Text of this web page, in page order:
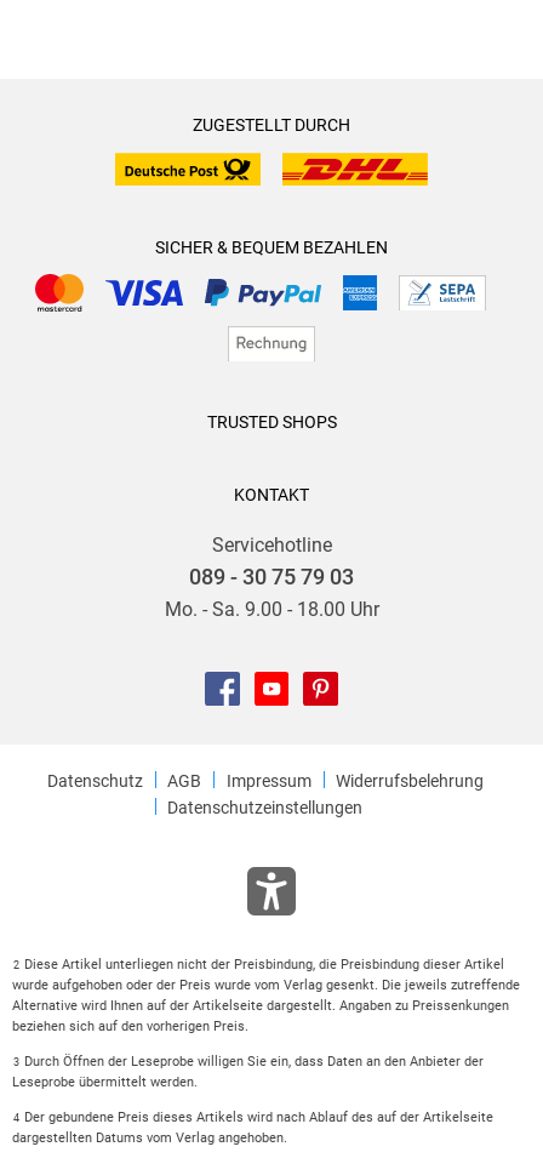
ZUGESTELLT DURCH
SICHER & BEQUEM BEZAHLEN
TRUSTED SHOPS
KONTAKT
Servicehotline
089 - 30 75 79 03
Mo. - Sa. 9.00 - 18.00 Uhr
Datenschutz AGB Impressum
Widerrufsbelehrung
Datenschutzeinstellungen
2
Diese Artikel unterliegen nicht der Preisbindung, die Preisbindung dieser Artikel
wurde aufgehoben oder der Preis wurde vom Verlag gesenkt. Die jeweils zutreffende
Alternative wird Ihnen auf der Artikelseite dargestellt. Angaben zu Preissenkungen
beziehen sich auf den vorherigen Preis.
3
Durch Öffnen der Leseprobe willigen Sie ein, dass Daten an den Anbieter der
Leseprobe übermittelt werden.
4
Der gebundene Preis dieses Artikels wird nach Ablauf des auf der Artikelseite
dargestellten Datums vom Verlag angehoben.